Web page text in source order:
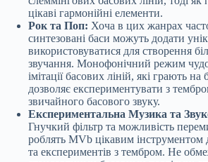
цікаві гармонійні елементи.
Рок та Поп: Хоча в цих жанрах
синтезовані баси можуть додати
використовуватися для створення
звучання. Монофонічний режим
імітації басових ліній, які грають на
дозволяє експериментувати з
звичайного басового звуку.
Експериментальна Музика та
Гнучкий фільтр та можливість
роблять MVb цікавим інструментом
та експериментів з тембром. Не